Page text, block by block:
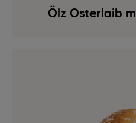
Ölz Osterlaib